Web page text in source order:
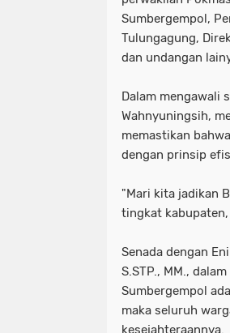
Sumbergempol,
Tulungagung,
dan undangan
Dalam mengawali
Wahnyuningsih,
memastikan
dengan prinsip
"Mari kita jadikan
tingkat kabupaten,
Senada dengan
S.STP., MM.,
Sumbergempol
maka seluruh
kesejahteraannya.